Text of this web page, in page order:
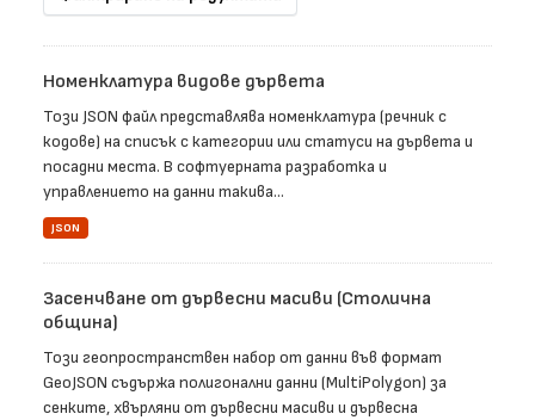
Номенклатура видове дървета
Този JSON файл представлява номенклатура (речник с
кодове) на списък с категории или статуси на дървета и
посадни места. В софтуерната разработка и
управлението на данни такива...
JSON
Засенчване от дървесни масиви (Столична
община)
Този геопространствен набор от данни във формат
GeoJSON съдържа полигонални данни (MultiPolygon) за
сенките, хвърляни от дървесни масиви и дървесна